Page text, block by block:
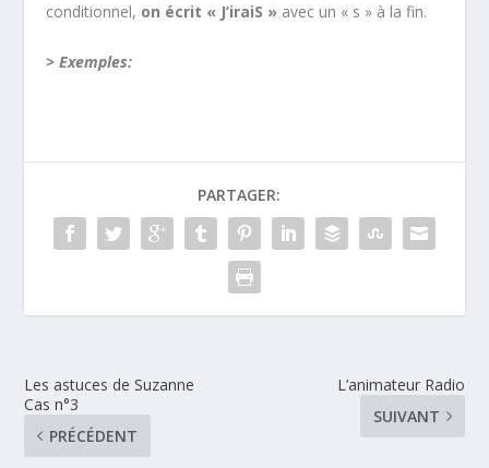
conditionnel, on écrit « J’iraiS » avec un « s » à la fin.
> Exemples:
PARTAGER:
Les astuces de Suzanne
Cas n°3
PRÉCÉDENT
L’animateur Radio
SUIVANT